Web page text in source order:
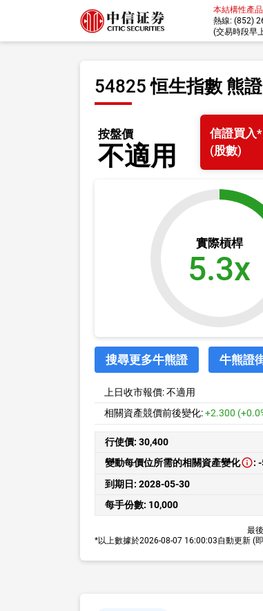
本結構性產
熱線: (852)
(交易時段早
54825 恒生指數 熊證
按盤價
不適用
信證買入*
(股數)
實際槓桿
5.3x
搜尋更多牛熊證 牛熊證
上日收市報價:不適用
相關資產競價前後變化:+2.300
行使價: 30,400
變動每價位所需的相關資產變化
:
到期日: 2028-05-30
每手份數: 10,000
最
*以上數據於2026-08-07 16:00:03自動更新 (